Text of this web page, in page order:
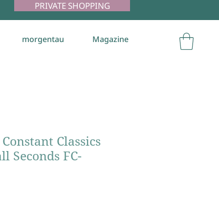
PRIVATE SHOPPING
morgentau Magazine
Classics
Seconds FC-